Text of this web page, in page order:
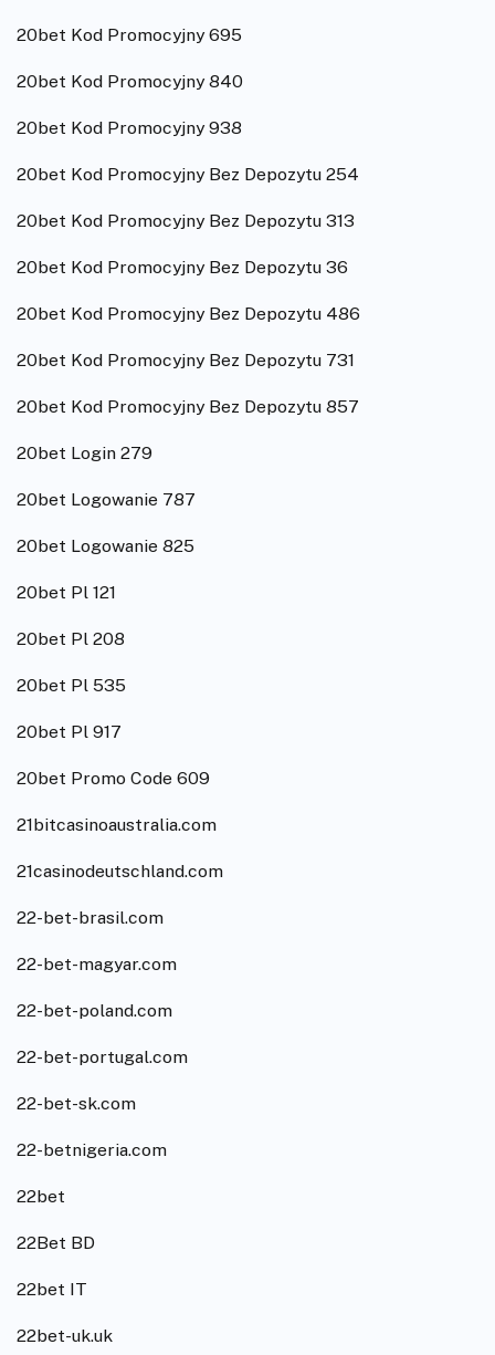
20bet Kod Promocyjny 695
20bet Kod Promocyjny 840
20bet Kod Promocyjny 938
20bet Kod Promocyjny Bez Depozytu 254
20bet Kod Promocyjny Bez Depozytu 313
20bet Kod Promocyjny Bez Depozytu 36
20bet Kod Promocyjny Bez Depozytu 486
20bet Kod Promocyjny Bez Depozytu 731
20bet Kod Promocyjny Bez Depozytu 857
20bet Login 279
20bet Logowanie 787
20bet Logowanie 825
20bet Pl 121
20bet Pl 208
20bet Pl 535
20bet Pl 917
20bet Promo Code 609
21bitcasinoaustralia.com
21casinodeutschland.com
22-bet-brasil.com
22-bet-magyar.com
22-bet-poland.com
22-bet-portugal.com
22-bet-sk.com
22-betnigeria.com
22bet
22Bet BD
22bet IT
22bet-uk.uk